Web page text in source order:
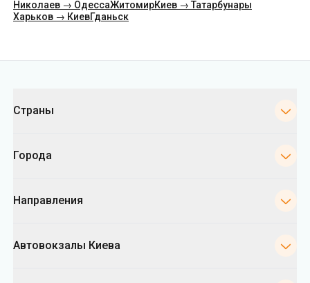
Николаев → ОдессаЖитомирКиев → Татарбунары
Харьков → КиевГданьск
Страны
Города
Направления
Автовокзалы Киева